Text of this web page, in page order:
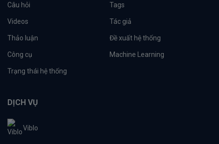
Câu hỏi Tags
Videos Tác giả
Thảo luận Đề xuất hệ thống
Công cụ Machine Learning
Trạng thái hệ thống
DỊCH VỤ
Viblo